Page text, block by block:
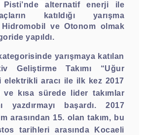
Pisti’ndealternatif enerji ile
katıldığı yarışma
Hidromobil ve Otonom olmak
yapıldı.
yarışmaya katılan
Geliştirme Takımı “Uğur
elektrikli aracı ile ilk kez 2017
ve kısa sürede lider takımlar
yazdırmayı başardı. 2017
arasından 15. olan takım, bu
tarihleri arasında Kocaeli